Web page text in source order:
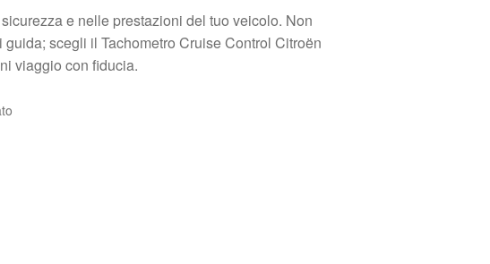
e nelle prestazioni del tuo veicolo. Non
scegli il Tachometro Cruise Control Citroën
viaggio con fiducia.